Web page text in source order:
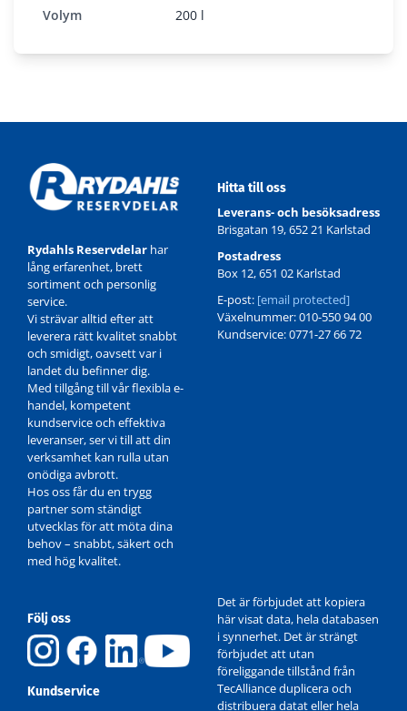
706405
Volym
200 l
Rydahls Reservdelar har
lång erfarenhet, brett
sortiment och personlig
service.
Vi strävar alltid efter att
leverera rätt kvalitet snabbt
och smidigt, oavsett var i
landet du befinner dig.
Med tillgång till vår flexibla e-
handel, kompetent
kundservice och effektiva
leveranser, ser vi till att din
verksamhet kan rulla utan
onödiga avbrott.
Hos oss får du en trygg
partner som ständigt
utvecklas för att möta dina
behov – snabbt, säkert och
med hög kvalitet.
Hitta till oss
Leverans- och besöksadress
Brisgatan 19, 652 21 Karlstad
Postadress
Box 12, 651 02 Karlstad
E-post: [email protected]
Växelnummer: 010-550 94 00
Kundservice: 0771-27 66 72
Följ oss
Kundservice
Det är förbjudet att kopiera
här visat data, hela databasen
i synnerhet. Det är strängt
förbjudet att utan
föreliggande tillstånd från
TecAlliance duplicera och
distribuera datat eller hela